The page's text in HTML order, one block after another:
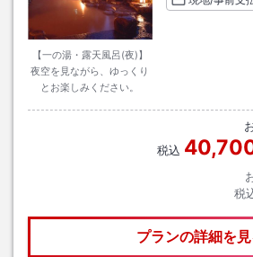
【一の湯・露天風呂(夜)】
夜空を見ながら、ゆっくり
とお楽しみください。
税込
税
プランの詳細を